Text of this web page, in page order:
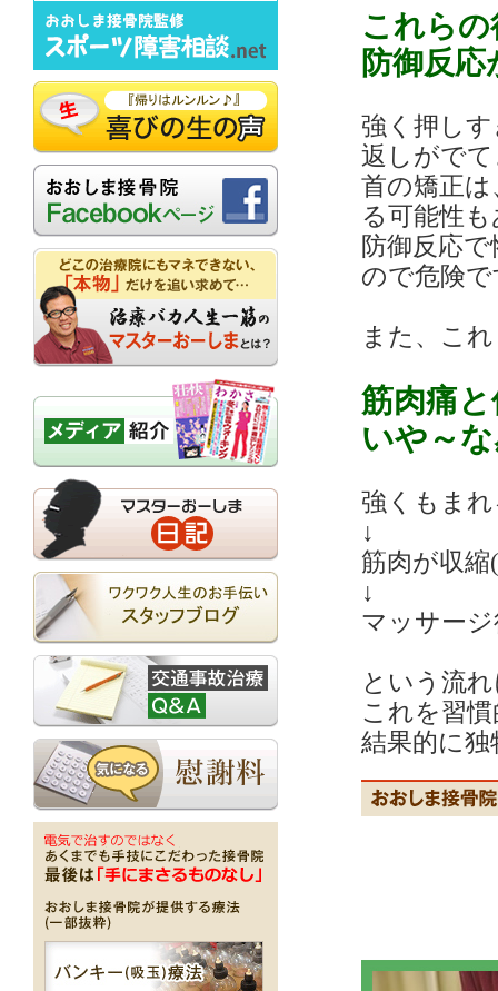
これら
防御反
強く押し
返しがで
首の矯正
る可能性
防御反応
ので危険
また、こ
筋肉痛
いや～
強くもま
↓
筋肉が収
↓
マッサー
という流
これを習
結果的に